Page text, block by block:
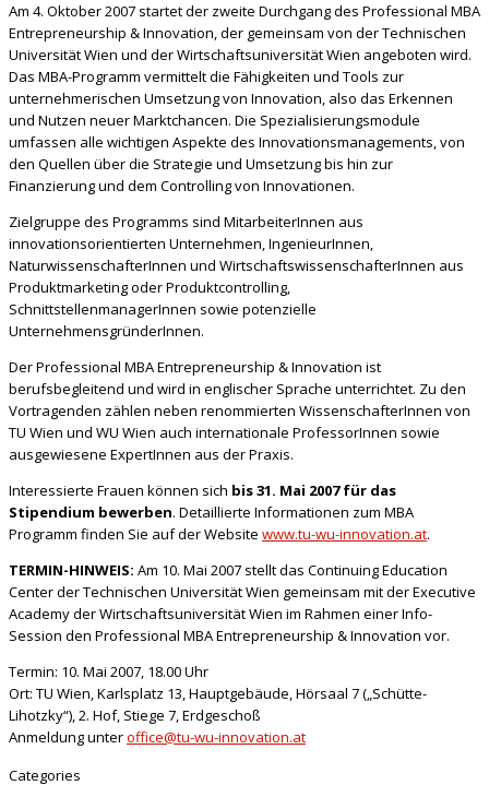
Am 4. Oktober 2007 startet der zweite Durchgang des Professional MBA
Entrepreneurship & Innovation, der gemeinsam von der Technischen
Universität Wien und der Wirtschaftsuniversität Wien angeboten wird.
Das MBA-Programm vermittelt die Fähigkeiten und Tools zur
unternehmerischen Umsetzung von Innovation, also das Erkennen
und Nutzen neuer Marktchancen. Die Spezialisierungsmodule
umfassen alle wichtigen Aspekte des Innovationsmanagements, von
den Quellen über die Strategie und Umsetzung bis hin zur
Finanzierung und dem Controlling von Innovationen.
Zielgruppe des Programms sind MitarbeiterInnen aus
innovationsorientierten Unternehmen, IngenieurInnen,
NaturwissenschafterInnen und WirtschaftswissenschafterInnen aus
Produktmarketing oder Produktcontrolling,
SchnittstellenmanagerInnen sowie potenzielle
UnternehmensgründerInnen.
Der Professional MBA Entrepreneurship & Innovation ist
berufsbegleitend und wird in englischer Sprache unterrichtet. Zu den
Vortragenden zählen neben renommierten WissenschafterInnen von
TU Wien und WU Wien auch internationale ProfessorInnen sowie
ausgewiesene ExpertInnen aus der Praxis.
Interessierte Frauen können sich bis 31. Mai 2007 für das
Stipendium bewerben. Detaillierte Informationen zum MBA
Programm finden Sie auf der Website www.tu-wu-innovation.at.
TERMIN-HINWEIS: Am 10. Mai 2007 stellt das Continuing Education
Center der Technischen Universität Wien gemeinsam mit der Executive
Academy der Wirtschaftsuniversität Wien im Rahmen einer Info-
Session den Professional MBA Entrepreneurship & Innovation vor.
Termin: 10. Mai 2007, 18.00 Uhr
Ort: TU Wien, Karlsplatz 13, Hauptgebäude, Hörsaal 7 („Schütte-
Lihotzky“), 2. Hof, Stiege 7, Erdgeschoß
Anmeldung unteroffice@tu-wu-innovation.at
Categories